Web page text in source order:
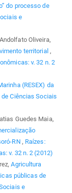
do processo de
e
Oliveira,
territorial ,
v. 32 n. 2
(RESEX) da
de Ciências Sociais
Guedes Maia,
RN , Raízes:
v. 32 n. 2 (2012)
Agricultura
públicas de
e